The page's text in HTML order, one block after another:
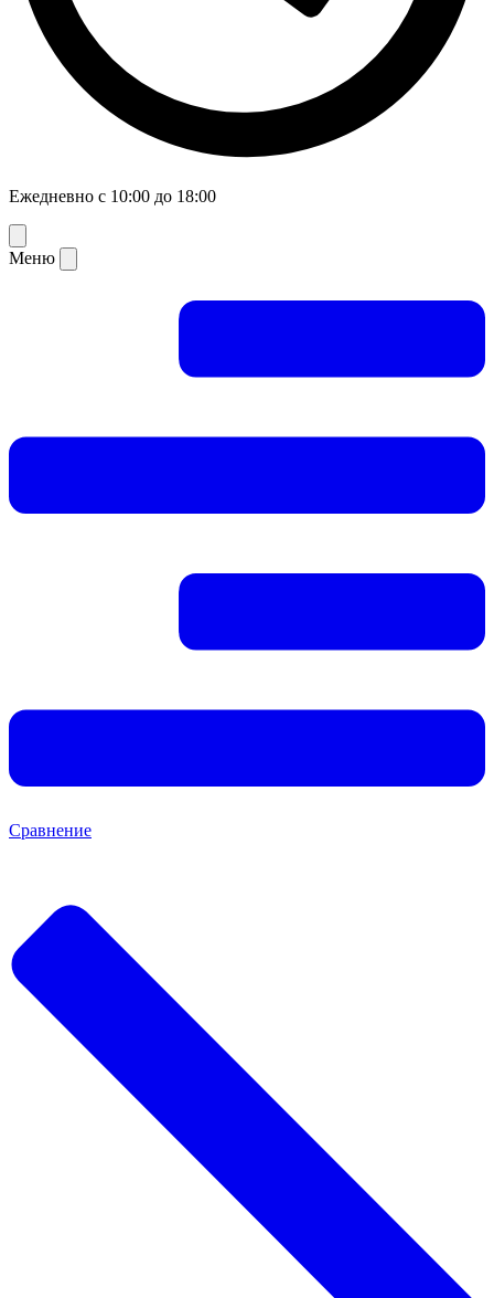
Ежедневно с 10:00 до 18:00
Меню
Сравнение